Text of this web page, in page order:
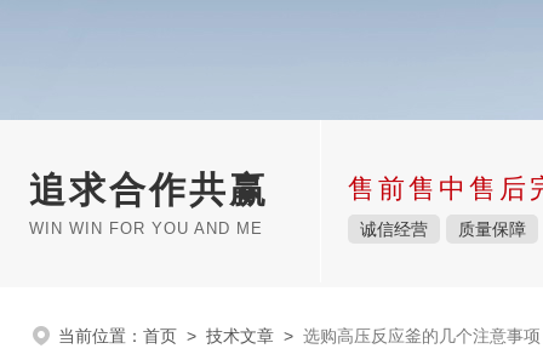
追求合作共赢
WIN WIN FOR YOU AND ME
售前售中售后
诚信经营 质量保障
当前位置： 首页 > 技术文章 > 选购高压反应釜的几个注意事项